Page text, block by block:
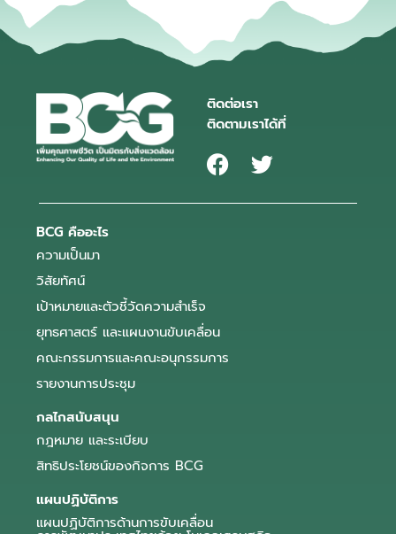
ติดต่อเรา
ติดตามเราได้ที่
BCG คืออะไร
ความเป็นมา
วิสัยทัศน์
เป้าหมายและตัวชี้วัดความสำเร็จ
ยุทธศาสตร์ และแผนงานขับเคลื่อน
คณะกรรมการและคณะอนุกรรมการ
รายงานการประชุม
กลไกสนับสนุน
กฎหมาย และระเบียบ
สิทธิประโยชน์ของกิจการ BCG
แผนปฏิบัติการ
แผนปฏิบัติการด้านการขับเคลื่อน